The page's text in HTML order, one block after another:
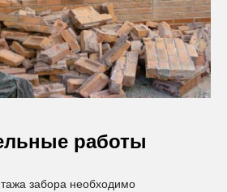
работы
забора необходимо